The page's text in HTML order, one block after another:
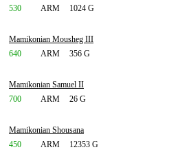
530
ARM 1024 G
Mamikonian Mousheg III
640
ARM 356 G
Mamikonian Samuel II
700
ARM 26 G
Mamikonian Shousana
450
ARM 12353 G